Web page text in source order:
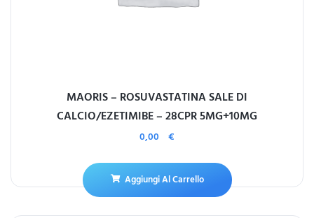
MAORIS – ROSUVASTATINA SALE DI
CALCIO/EZETIMIBE – 28CPR 5MG+10MG
0,00 €
Aggiungi Al Carrello